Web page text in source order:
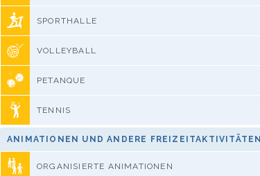
SPORTHALLE
VOLLEYBALL
PETANQUE
TENNIS
ANIMATIONEN UND ANDERE FREIZEITAKTIVITÄTEN
ORGANISIERTE ANIMATIONEN